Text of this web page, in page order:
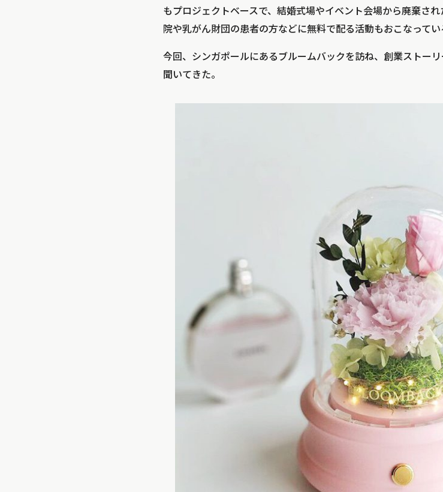
もプロジェクトベースで、結婚式場やイベント会場から廃棄さ
院や乳がん財団の患者の方などに無料で配る活動もおこなってい
今回、シンガポールにあるブルームバックを訪ね、創業ストー
聞いてきた。